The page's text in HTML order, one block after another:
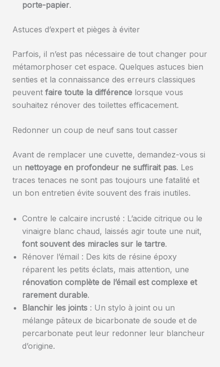
porte-papier.
Astuces d’expert et pièges à éviter
Parfois, il n’est pas nécessaire de tout changer pour
métamorphoser cet espace. Quelques astuces bien
senties et la connaissance des erreurs classiques
peuvent faire toute la différencelorsque vous
souhaitez rénover des toilettes efficacement.
Redonner un coup de neuf sans tout casser
Avant de remplacer une cuvette, demandez-vous si
un nettoyage en profondeur ne suffirait pas. Les
traces tenaces ne sont pas toujours une fatalité et
un bon entretien évite souvent des frais inutiles.
Contre le calcaire incrusté : L’acide citrique ou le
vinaigre blanc chaud, laissés agir toute une nuit,
font souvent des miracles sur le tartre.
Rénover l’émail : Des kits de résine époxy
réparent les petits éclats, mais attention, une
rénovation complète de l’émail est complexe et
rarement durable.
Blanchir les joints: Un stylo à joint ou un
mélange pâteux de bicarbonate de soude et de
percarbonate peut leur redonner leur blancheur
d’origine.